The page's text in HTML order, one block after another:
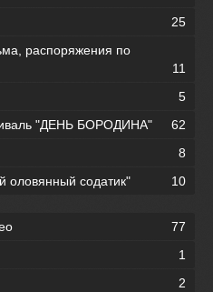
25
распоряжения по
11
5
"ДЕНЬ БОРОДИНА"
62
8
оловянный содатик"
10
77
1
2